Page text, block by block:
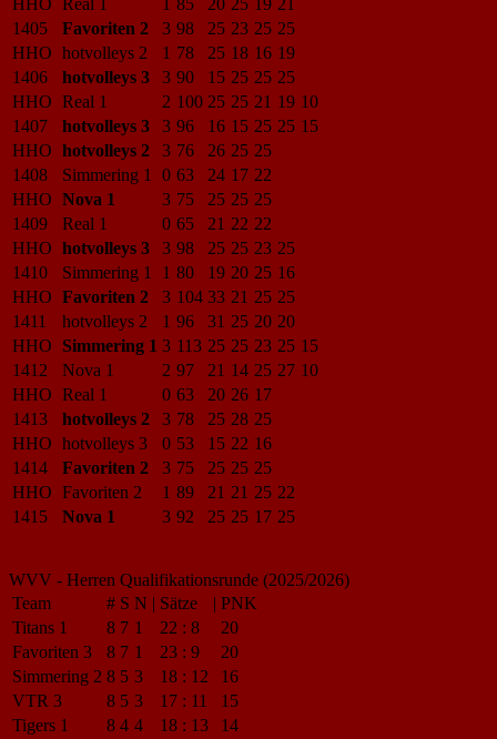
HHO Real 1 1 85 20 25 19 21
1405
Favoriten 2 3 98 25 23 25 25
HHO hotvolleys 2 1 78 25 18 16 19
1406
hotvolleys 3 3 90 15 25 25 25
HHO Real 1 2 100 25 25 21 19 10
1407
hotvolleys 3 3 96 16 15 25 25 15
HHO hotvolleys 2 3 76 26 25 25
1408
Simmering 1 0 63 24 17 22
HHO Nova 1 3 75 25 25 25
1409
Real 1 0 65 21 22 22
HHO hotvolleys 3 3 98 25 25 23 25
1410
Simmering 1 1 80 19 20 25 16
HHO Favoriten 2 3 104 33 21 25 25
1411
hotvolleys 2 1 96 31 25 20 20
HHO
Simmering 1 3 113 25 25 23 25 15
1412
Nova 1 2 97 21 14 25 27 10
HHO Real 1 0 63 20 26 17
1413
hotvolleys 2 3 78 25 28 25
HHO hotvolleys 3 0 53 15 22 16
1414
Favoriten 2 3 75 25 25 25
HHO Favoriten 2 1 89 21 21 25 22
1415
Nova 1 3 92 25 25 17 25
WVV - Herren Qualifikationsrunde (2025/2026)
Team
# S N | Sätze | PNK
Titans 1
8 7 1 22 : 8
20
Favoriten 3
8 7 1 23 : 9
20
Simmering 2 8 5 3 18 : 12
16
VTR 3
8 5 3 17 : 11
15
Tigers 1
8 4 4 18 : 13
14